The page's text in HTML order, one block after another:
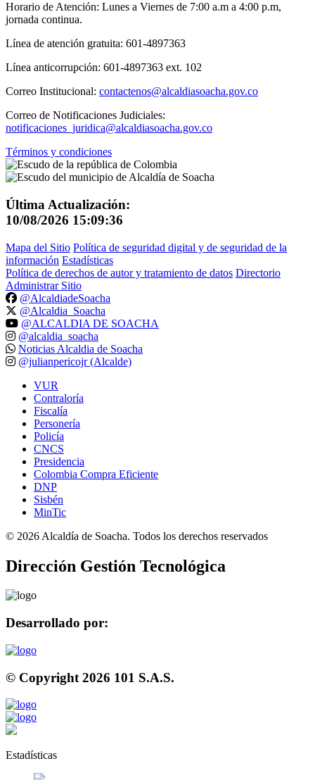
Horario de Atención: Lunes a Viernes de 7:00 a.m a 4:00 p.m,
jornada continua.
Línea de atención gratuita: 601-4897363
Línea anticorrupción: 601-4897363 ext. 102
Correo Institucional: contactenos@alcaldiasoacha.gov.co
Correo de Notificaciones Judiciales:
notificaciones_juridica@alcaldiasoacha.gov.co
Términos y condiciones
Última Actualización:
10/08/2026 15:09:36
Mapa del Sitio Política de seguridad digital y de seguridad de la
información Estadísticas
Política de derechos de autor y tratamiento de datos Directorio
Administrar Sitio
@AlcaldiadeSoacha
@Alcaldia_Soacha
@ALCALDIA DE SOACHA
@alcaldia_soacha
Noticias Alcaldia de Soacha
@julianpericojr (Alcalde)
VUR
Contraloría
Fiscalía
Personería
Policía
CNCS
Presidencia
Colombia Compra Eficiente
DNP
Sisbén
MinTic
© 2026 Alcaldía de Soacha. Todos los derechos reservados
Dirección Gestión Tecnológica
Desarrollado por:
© Copyright 2026 101 S.A.S.
Estadísticas